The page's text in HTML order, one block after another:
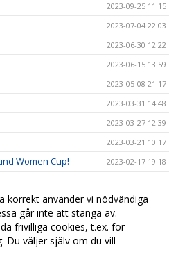
2023-09-25 11:15
2023-07-04 22:03
2023-06-30 12:22
2023-06-15 13:59
2023-05-08 21:17
2023-03-31 14:48
2023-03-27 12:39
2023-03-21 10:17
Women Cup! 2023-02-17 19:18
korrekt använder vi nödvändiga
går inte att stänga av.
frivilliga cookies, t.ex. för
Du väljer själv om du vill